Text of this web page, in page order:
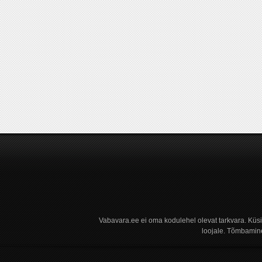
Vabavara.ee ei oma kodulehel olevat tarkvara.
loojale.